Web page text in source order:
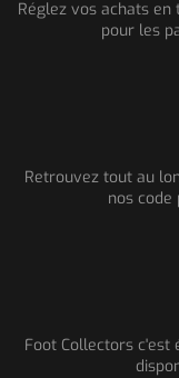
Réglez vos achats
pour les
Retrouvez tout au
nos code
Foot Collectors